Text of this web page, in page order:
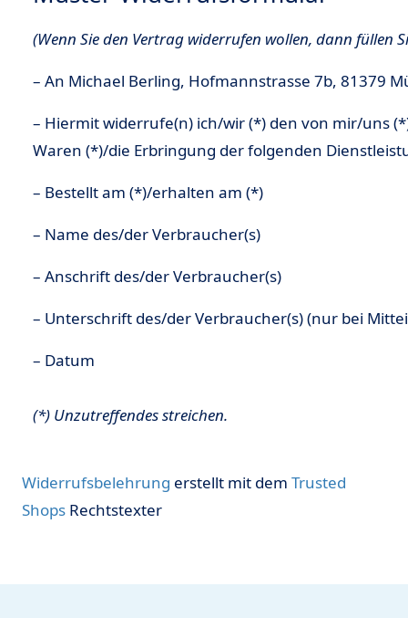
(Wenn Sie den Vertrag widerrufen wollen, dann füllen
– An Michael Berling, Hofmannstrasse 7b, 81379
– Hiermit widerrufe(n) ich/wir (*) den von mir/uns
Waren (*)/die Erbringung der folgenden
– Bestellt am (*)/erhalten am (*)
– Name des/der Verbraucher(s)
– Anschrift des/der Verbraucher(s)
– Unterschrift des/der Verbraucher(s) (nur bei
– Datum
(*) Unzutreffendes streichen.
Widerrufsbelehrung erstellt mit dem Trusted
Shops Rechtstexter